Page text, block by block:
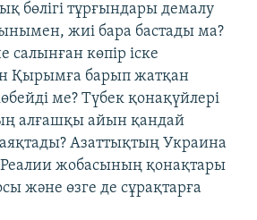
бөлігі тұрғындары демалу
жиі бара бастады ма?
салынған көпір іске
Қырымға барып жатқан
ме? Түбек қонақүйлері
алғашқы айын қандай
Азаттықтың Украина
жобасының қонақтары
және өзге де сұрақтарға